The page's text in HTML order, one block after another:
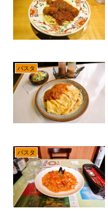
パスタ
パスタ